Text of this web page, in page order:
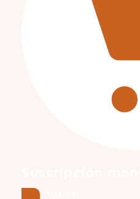
(IGV incluido)